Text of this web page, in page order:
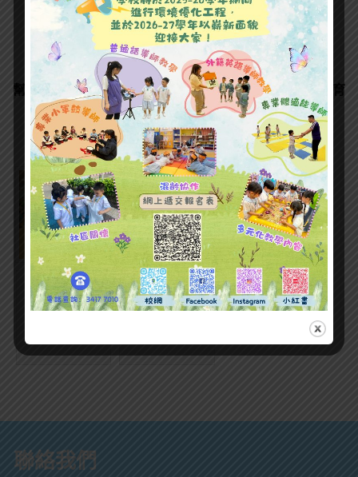
小綿羊
2025-2026年度全年目標
幫助學生在情緒、自我照顧、合群、紀律、自律及靈性培育
方面探索和學習。
Photo Gallery
聯絡我們